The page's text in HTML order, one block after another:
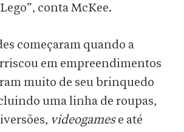
conta McKee.
começaram quando a
em empreendimentos
muito de seu brinquedo
uma linha de roupas,
videogamese até